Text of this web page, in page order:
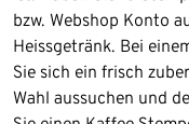
bzw. Webshop Konto
Heissgetränk. Bei
Sie sich ein frisch
Wahl aussuchen und